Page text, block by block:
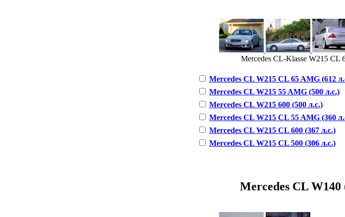
Mercedes CL-Klasse W215 CL
Mercedes CL W215 CL 65 AMG (612
Mercedes CL W215 55 AMG (500 л.с.)
Mercedes CL W215 600 (500 л.с.)
Mercedes CL W215 CL 55 AMG (360
Mercedes CL W215 CL 600 (367 л.с.)
Mercedes CL W215 CL 500 (306 л.с.)
Mercedes CL W140